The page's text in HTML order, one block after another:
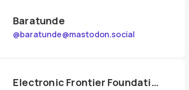
Baratunde
@baratunde@mastodon.social
Electronic Frontier Foundation